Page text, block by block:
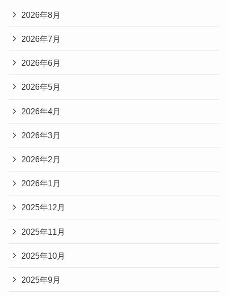
2026年8月
2026年7月
2026年6月
2026年5月
2026年4月
2026年3月
2026年2月
2026年1月
2025年12月
2025年11月
2025年10月
2025年9月